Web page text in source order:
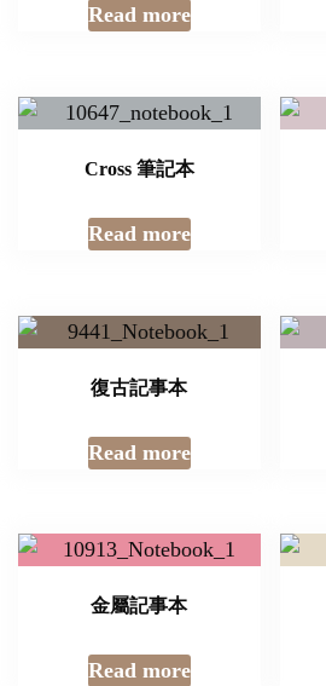
Read more
Cross 筆記本
Read more
復古記事本
Read more
金屬記事本
Read more